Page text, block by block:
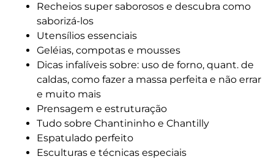
Recheios super saborosos e descubra como
saborizá-los
Utensílios essenciais
Geléias, compotas e mousses
Dicas infalíveis sobre: uso de forno, quant. de
caldas, como fazer a massa perfeita e não errar
e muito mais
Prensagem e estruturação
Tudo sobre Chantininho e Chantilly
Espatulado perfeito
Esculturas e técnicas especiais